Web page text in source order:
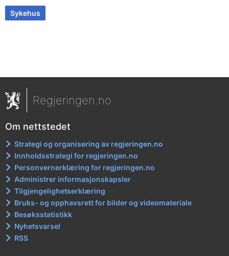
Sykehus
Regjeringen.no
Om nettstedet
Strategi og organisering av regjeringen.no
Innholdsstrategi for regjeringen.no
Personvernerklæring for regjeringen.no
Administrer informasjonskapsler
Tilgjengelighetserklæring
Bruks- og opphavsrett for bilder og videomateriale
Besøksstatistikk
Nyhetsvarsel
RSS